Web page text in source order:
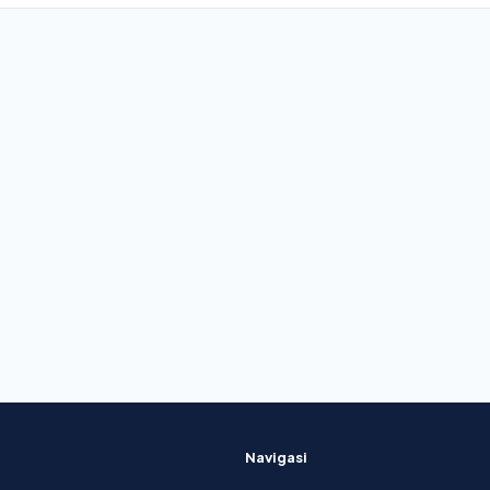
Navigasi